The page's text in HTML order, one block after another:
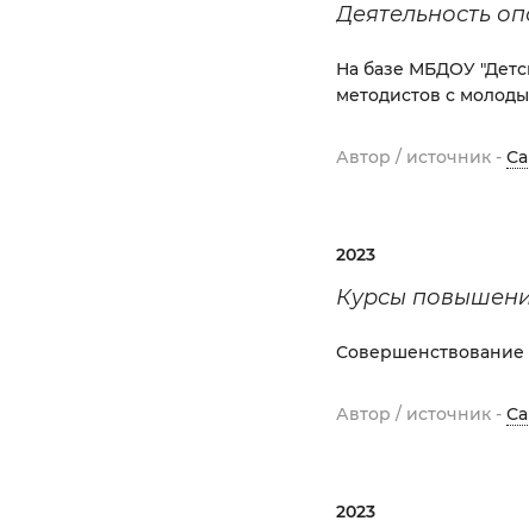
Деятельность
На базе МБДОУ
методистов с
Автор / источник -
2023
Курсы
Совершенствование
Автор / источник -
2023